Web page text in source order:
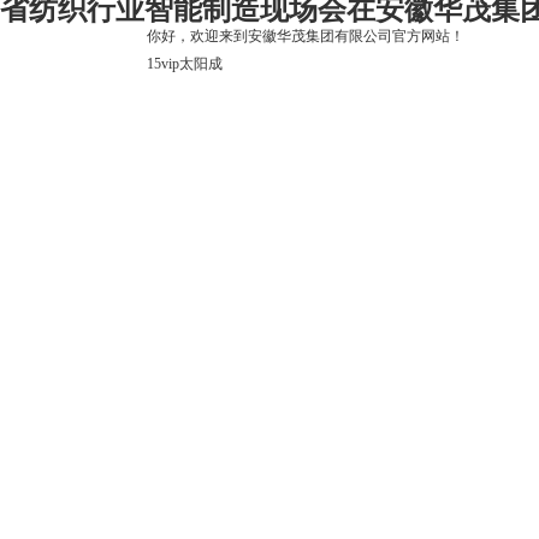
省纺织行业智能制造现场会在安徽华茂集
你好，欢迎来到安徽华茂集团有限公司官方网站！
15vip太阳成